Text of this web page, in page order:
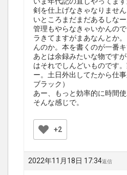
剣を仕上げなきゃなりませ
いところまだまだあるしな
管理もやらなきゃいかんの
ラきてますがまあなんとか
んのか。本を書くのが一番キ
あとは余録みたいな物です
はそれでしんどいものです
ー。土日外出してたから仕
ブラック）
あー、もっと効率的に時間使
そんな感じで。
+2
2022年11月18日 17:34返信